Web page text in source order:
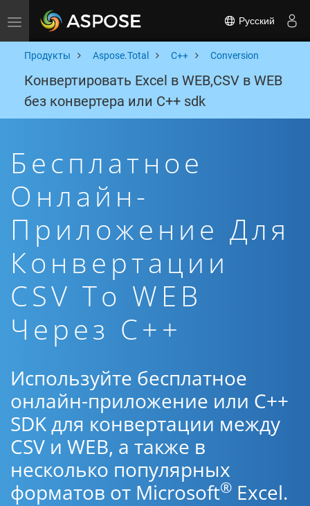
Toggle navigation Русский
Продукты Aspose.Total C++ Conversion
Конвертировать Excel в WEB,CSV в WEB
без конвертера или C++ sdk
Бесплатное
Онлайн-
Приложение Для
Конвертации
CSV To WEB
Через C++
Используйте бесплатное
онлайн-приложение или C++
SDK для конвертации между
CSV и WEB, а также в
несколько популярных
форматов от Microsoft® Excel.